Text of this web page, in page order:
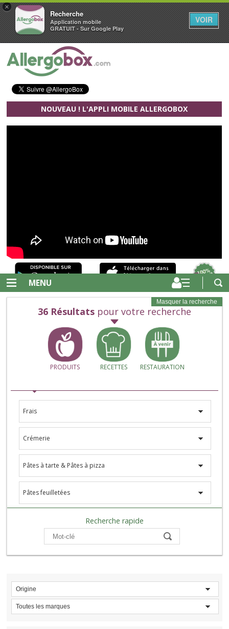
×
Recherche
Application mobile
GRATUIT - Sur Google Play
VOIR
Aller au contenu principal
NOUVEAU ! L'APPLI MOBILE ALLERGOBOX
MENU
Masquer la recherche
36 Résultatspour votre recherche
PRODUITS RECETTES RESTAURATION
Recherche rapide
Frais
Crémerie
Pâtes à tarte & Pâtes à pizza
Pâtes feuilletées
Compare
Origine
Toutes les marques